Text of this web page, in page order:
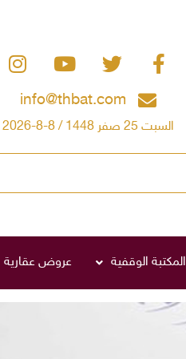
info@thbat.com
السبت 25 صفر 1448 / 8-8-2026
المكتبة الوقفية عروض عقارية